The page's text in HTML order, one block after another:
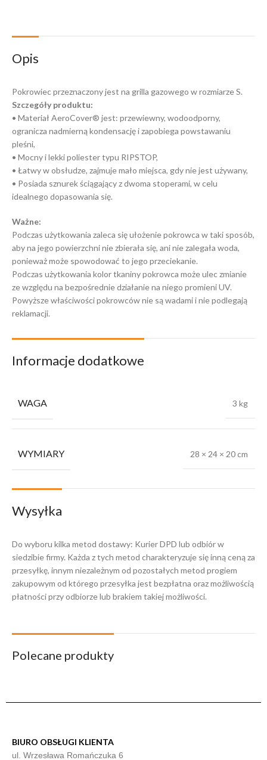
Opis
Pokrowiec przeznaczony jest na grilla gazowego w rozmiarze S.
Szczegóły produktu:
• Materiał AeroCover® jest: przewiewny, wodoodporny,
ogranicza nadmierną kondensację i zapobiega powstawaniu
pleśni,
• Mocny i lekki poliester typu RIPSTOP,
• Łatwy w obsłudze, zajmuje mało miejsca, gdy nie jest używany,
• Posiada sznurek ściągający z dwoma stoperami, w celu
idealnego dopasowania się.
Ważne:
Podczas użytkowania zaleca się ułożenie pokrowca w taki sposób,
aby na jego powierzchni nie zbierała się, ani nie zalegała woda,
ponieważ może spowodować to jego przeciekanie.
Podczas użytkowania kolor tkaniny pokrowca może ulec zmianie
ze względu na bezpośrednie działanie na niego promieni UV.
Powyższe właściwości pokrowców nie są wadami i nie podlegają
reklamacji.
Informacje dodatkowe
WAGA 3 kg
WYMIARY 28 × 24 × 20 cm
Wysyłka
Do wyboru kilka metod dostawy: Kurier DPD lub odbiór w
siedzibie firmy. Każda z tych metod charakteryzuje się inną ceną za
przesyłkę, innym niezależnym od pozostałych metod progiem
zakupowym od którego przesyłka jest bezpłatna oraz możliwością
płatności przy odbiorze lub brakiem takiej możliwości.
Polecane produkty
BIURO OBSŁUGI KLIENTA
ul. Wrzesława Romańczuka 6